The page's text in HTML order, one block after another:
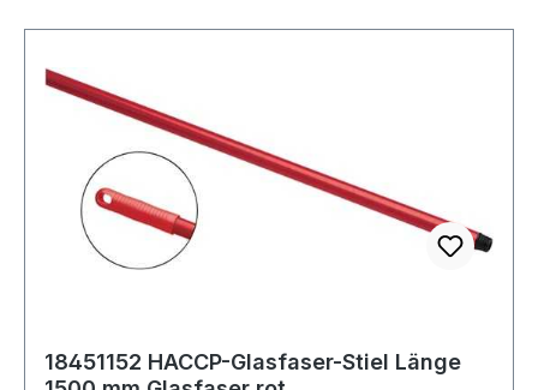
18451152 HACCP-Glasfaser-Stiel Länge